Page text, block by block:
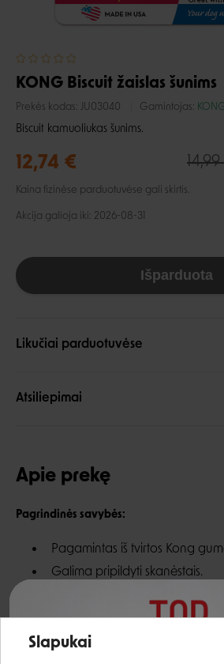
KONG Biscuit žaislas šunims
Prekės kodas: JU03040 Gamintojas:
Biscuit kamuoliukas šunims.
12,74 €
Kaina fizinėse parduotuvėse gali skirtis.
Akcija galioja iki: 2026-08-31
Išparduota
Likučiai parduotuvėse
Atsiliepimai
Apie prekę
Pagrindinės savybės:
Pagamintas iš tvirtos Kong
Galima pripildyti skanėstais.
Yra dviejų dydžių S ir L.
Įvertinimas:
Slapukai